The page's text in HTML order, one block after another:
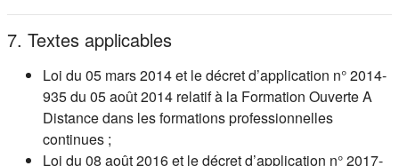
7. Textes applicables
Loi du 05 mars 2014 et le décret d’application n° 2014-
935 du 05 août 2014 relatif à la Formation Ouverte A
Distance dans les formations professionnelles
continues ;
Loi du 08 août 2016 et le décret d’application n° 2017-